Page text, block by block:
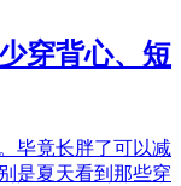
穿背心、短
毕竟长胖了可以减
是夏天看到那些穿